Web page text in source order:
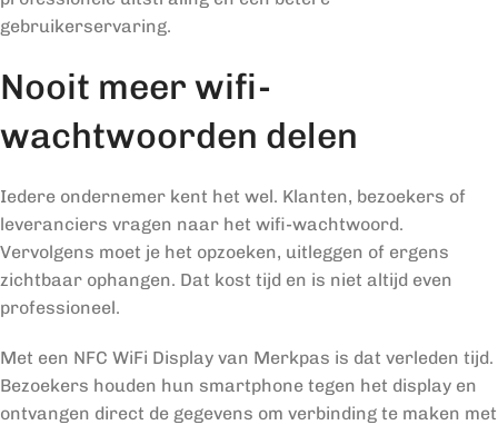
gebruikerservaring.
Nooit meer wifi-
wachtwoorden delen
Iedere ondernemer kent het wel. Klanten, bezoekers of
leveranciers vragen naar het wifi-wachtwoord.
Vervolgens moet je het opzoeken, uitleggen of ergens
zichtbaar ophangen. Dat kost tijd en is niet altijd even
professioneel.
Met een NFC WiFi Display van Merkpas is dat verleden tijd.
Bezoekers houden hun smartphone tegen het display en
ontvangen direct de gegevens om verbinding te maken met